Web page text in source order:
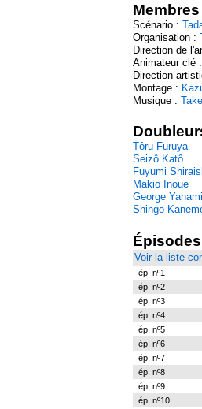
Scénario :
Organisation :
Direction de
Animateur clé :
Direction
Montage :
Musique :
Tôru Furuya
Seizô Katô
Fuyumi
Makio Inoue
George Yanami
Shingo
Épisodes
Voir la liste
ép. nº1
ép. nº2
ép. nº3
ép. nº4
ép. nº5
ép. nº6
ép. nº7
ép. nº8
ép. nº9
ép. nº10